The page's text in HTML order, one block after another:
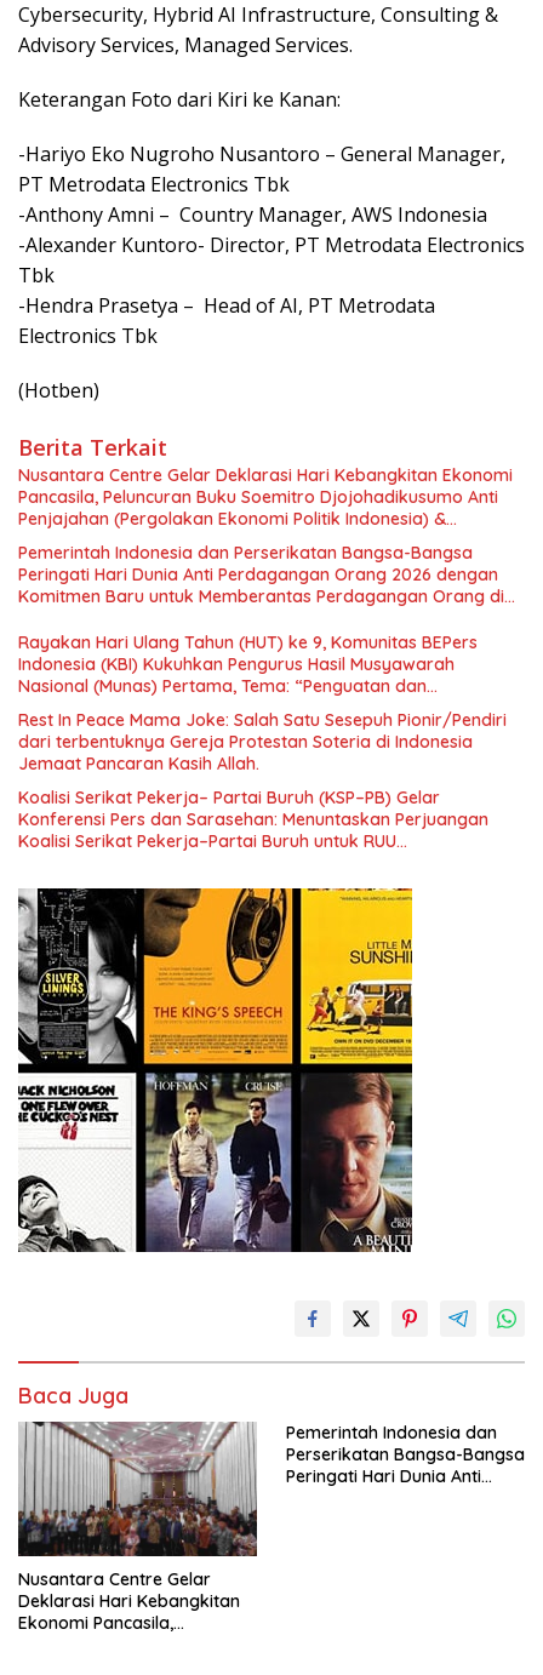
Cybersecurity, Hybrid AI Infrastructure, Consulting &
Advisory Services, Managed Services.
Keterangan Foto dari Kiri ke Kanan:
-Hariyo Eko Nugroho Nusantoro – General Manager,
PT Metrodata Electronics Tbk
-Anthony Amni – Country Manager, AWS Indonesia
-Alexander Kuntoro- Director, PT Metrodata Electronics
Tbk
-Hendra Prasetya – Head of AI, PT Metrodata
Electronics Tbk
(Hotben)
Berita Terkait
Nusantara Centre Gelar Deklarasi Hari Kebangkitan Ekonomi
Pancasila, Peluncuran Buku Soemitro Djojohadikusumo Anti
Penjajahan (Pergolakan Ekonomi Politik Indonesia) &
Simposium Nasional “Urgensi Undang-Undang Perekonomian
Nasional dan Kesejahteraan Sosial dalam Menata Bangsa
Menuju Indonesia Emas 2045”,
Pemerintah Indonesia dan Perserikatan Bangsa-Bangsa
Peringati Hari Dunia Anti Perdagangan Orang 2026 dengan
Komitmen Baru untuk Memberantas Perdagangan Orang di
Rayakan Hari Ulang Tahun (HUT) ke 9, Komunitas BEPers
Indonesia (KBI) Kukuhkan Pengurus Hasil Musyawarah
Nasional (Munas) Pertama, Tema: “Penguatan dan
Pengembangan Organisasi KBI yang Berbasis Riset di seluruh
Indonesia dan Mancanegara”.
Rest In Peace Mama Joke: Salah Satu Sesepuh Pionir/Pendiri
dari terbentuknya Gereja Protestan Soteria di Indonesia
Jemaat Pancaran Kasih Allah.
Koalisi Serikat Pekerja– Partai Buruh (KSP–PB) Gelar
Konferensi Pers dan Sarasehan: Menuntaskan Perjuangan
Koalisi Serikat Pekerja–Partai Buruh untuk RUU
Baca Juga
Nusantara Centre Gelar
Deklarasi Hari Kebangkitan
Ekonomi Pancasila,
Pemerintah Indonesia dan
Perserikatan Bangsa-Bangsa
Peringati Hari Dunia Anti